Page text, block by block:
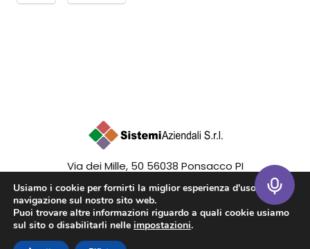
Via dei Mille, 50 56038 Ponsacco PI
P.I. 02405790508 Tel 0587346591
Usiamo i cookie per fornirti la miglior esperienza d'uso e
navigazione sul nostro sito web.
Puoi trovare altre informazioni riguardo a quali cookie usiamo
sul sito o disabilitarli nelle impostazioni.